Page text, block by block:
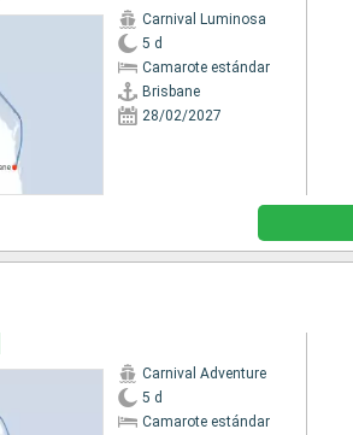
Carnival Luminosa
5 d
Camarote estándar
Brisbane
28/02/2027
Carnival Adventure
5 d
Camarote estándar